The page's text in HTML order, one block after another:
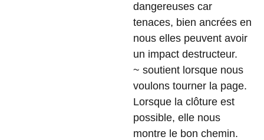
dangereuses car
tenaces, bien ancrées en
nous elles peuvent avoir
un impact destructeur.
~ soutient lorsque nous
voulons tourner la page.
Lorsque la clôture est
possible, elle nous
montre le bon chemin.